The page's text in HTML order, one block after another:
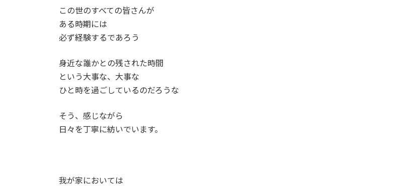
この世のすべての皆さんが
ある時期には
必ず経験するであろう
身近な誰かとの残された時間
という大事な、大事な
ひと時を過ごしているのだろうな
そう、感じながら
日々を丁寧に紡いでいます。
我が家においては